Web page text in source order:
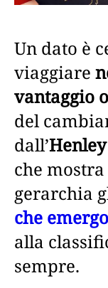
Un dato è
viaggiare
vantaggio
del
dall’
che
gerarchia
che
alla
sempre.